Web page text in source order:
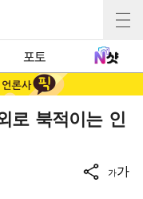
포토
로 북적이는 인
가가